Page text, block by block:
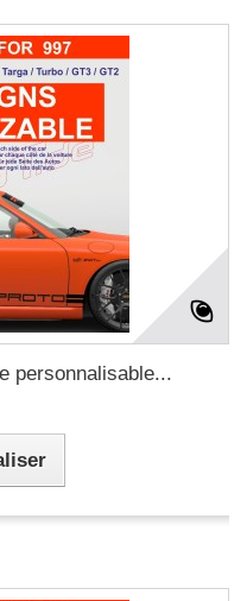
personnalisable...